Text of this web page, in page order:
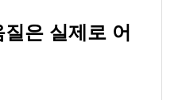
은 실제로 어